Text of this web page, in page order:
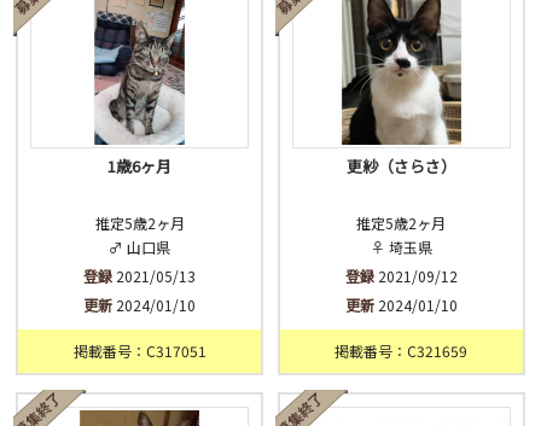
1歳6ヶ月
推定5歳2ヶ月
♂ 山口県
登録 2021/05/13
更新 2024/01/10
掲載番号：C317051
更紗（さらさ）
推定5歳2ヶ月
♀ 埼玉県
登録2021/09/12
更新2024/01/10
掲載番号：C321659